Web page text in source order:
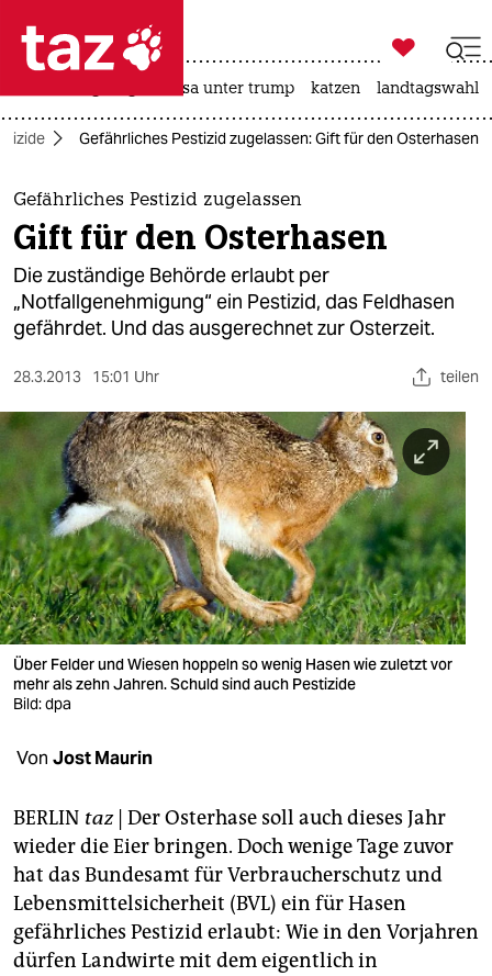
 taz zahl ich
taz zahl ich
themen
politik
öko
gesellschaft
sport
berlin
nord
wahrheit
verlag
verlag
shop
fragen & hilfe
unterstützen
abo
genossenschaft

taz zahl ich
usa unter trump katzen landtagswahl
Gefährliches Pestizid zugelassen: Gift für den Osterhasen
Gefährliches Pestizid zugelassen
Gift für den Osterhasen
Die zuständige Behörde erlaubt per
„Notfallgenehmigung“ ein Pestizid, das Feldhasen
gefährdet. Und das ausgerechnet zur Osterzeit.
28.3.2013 15:01 Uhr teilen
Über Felder und Wiesen hoppeln so wenig Hasen wie zuletzt vor
mehr als zehn Jahren. Schuld sind auch Pestizide
Bild: dpa
Von Jost Maurin
BERLIN taz| Der Osterhase soll auch dieses Jahr
wieder die Eier bringen. Doch wenige Tage zuvor
hat das Bundesamt für Verbraucherschutz und
Lebensmittelsicherheit (BVL) ein für Hasen
gefährliches Pestizid erlaubt: Wie in den Vorjahren
dürfen Landwirte mit dem eigentlich in